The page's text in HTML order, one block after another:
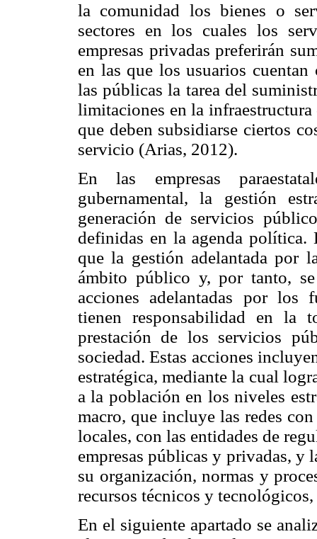
la comunidad los bienes o
sectores en los cuales los
empresas privadas preferirán
en las que los usuarios
las públicas la tarea del
limitaciones en la
que deben subsidiarse ciertos
servicio (Arias, 2012).
En las empresas
gubernamental, la gestión
generación de servicios
definidas en la agenda política.
que la gestión adelantada por
ámbito público y, por tanto,
acciones adelantadas por los
tienen responsabilidad en la
prestación de los servicios
sociedad. Estas acciones
estratégica, mediante la cual
a la población en los niveles
macro, que incluye las redes
locales, con las entidades de
empresas públicas y privadas, y
su organización, normas y
recursos técnicos y
En el siguiente apartado se